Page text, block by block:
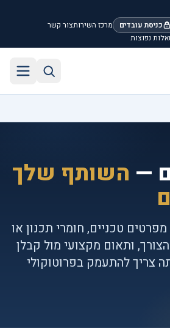
כניסת עובדים מרכז השירותצור קשר
נפוצות
— השותף שלך
טכניים, חומרי תכנון או
ותאום מקצועי מול קבלן
צריך להתעמק בפרוטוקולי